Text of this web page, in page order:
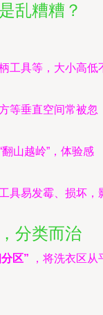
乱糟糟？
工具等，大小高低
等垂直空间常被忽
山越岭”，体验感
具易发霉、损坏，
分类而治
区” ，将洗衣区从